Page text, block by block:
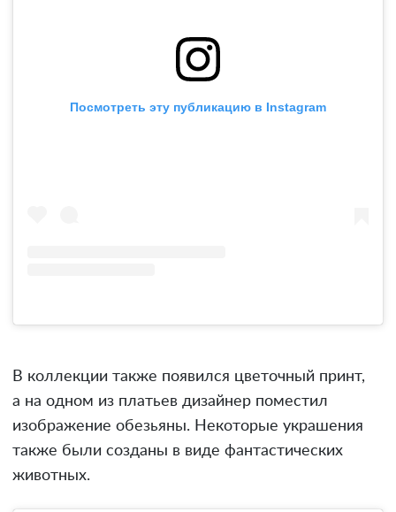
Посмотреть эту публикацию в Instagram
В коллекции также появился цветочный принт,
а на одном из платьев дизайнер поместил
изображение обезьяны. Некоторые украшения
также были созданы в виде фантастических
животных.